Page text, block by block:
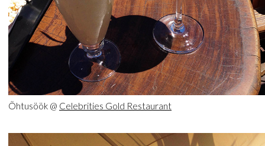
Õhtusöök @ Celebrities Gold Restaurant